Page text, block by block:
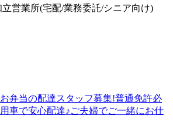
営業所(宅配/業務委託/シニア向け)
弁当の配達スタッフ募集!普通免許必
車で安心配達♪ご夫婦でご一緒にお仕